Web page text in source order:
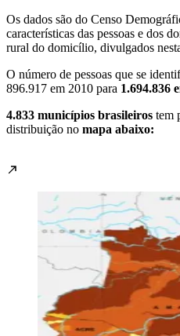
Os dados são do Censo
características das pessoas e dos
rural do domicílio, divulgados
O número de pessoas que se
896.917 em 2010 para 1.694.836
4.833 ​municípios​ brasileiros tem
distribuição no mapa abaixo: